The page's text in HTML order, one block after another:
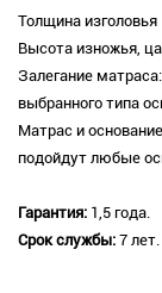
Толщина
Высота изножья,
Залегание
выбранного типа
Матрас и
подойдут любые
Гарантия: 1,5 года.
Срок службы: 7 лет.